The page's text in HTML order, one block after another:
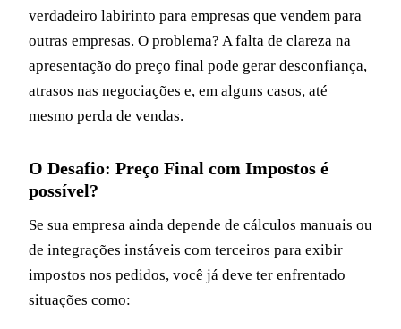
verdadeiro labirinto para empresas que vendem para
outras empresas. O problema? A falta de clareza na
apresentação do preço final pode gerar desconfiança,
atrasos nas negociações e, em alguns casos, até
mesmo perda de vendas.
O Desafio: Preço Final com Impostos é
possível?
Se sua empresa ainda depende de cálculos manuais ou
de integrações instáveis com terceiros para exibir
impostos nos pedidos, você já deve ter enfrentado
situações como: